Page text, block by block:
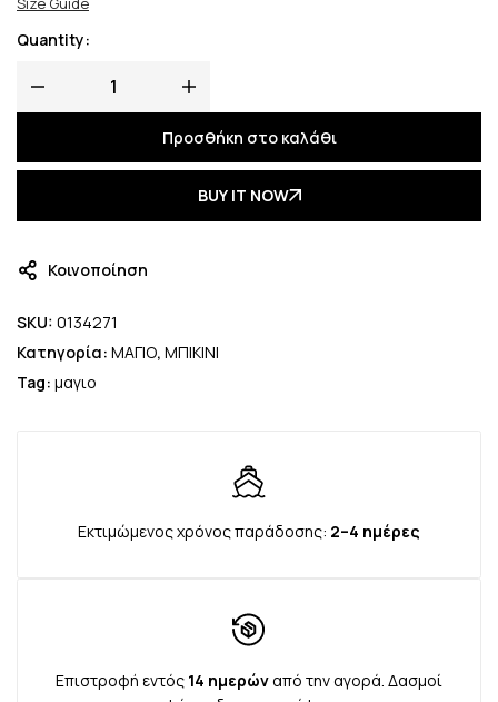
Quantity:
Προσθήκη στο καλάθι
BUY IT NOW
Κοινοποίηση
SKU: 0134271
Κατηγορία: ΜΑΓΙΟ, ΜΠΙΚΙΝΙ
Tag: μαγιο
Εκτιμώμενος χρόνος παράδοσης: 2–4 ημέρες
Επιστροφή εντός 14 ημερώναπό την αγορά. Δασμοί